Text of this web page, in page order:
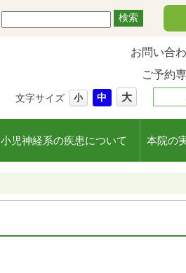
お問い合
ご予約
文字サイズ 小 中 大
小児神経系の疾患について 本院の